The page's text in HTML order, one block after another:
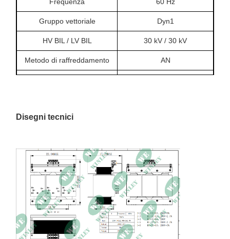
Gruppo vettoriale Dyn1
HV BIL / LV BIL 30 kV / 30 kV
Metodo di raffreddamento AN
Impedenza 4% ± 7,5% a 120°C
Efficienza 99.00%
Classificazione degli
ambienti
NEMA 4X
Livello acustico 50 dBA
Disegni tecnici